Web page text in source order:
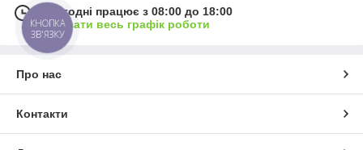
Сьогодні працює з 08:00 до 18:00
Показати весь графік роботи
Про нас
Контакти
КНОПКА
ЗВ'ЯЗКУ